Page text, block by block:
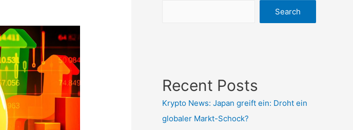
Search
Recent Posts
Krypto News: Japan greift ein: Droht ein
globaler Markt-Schock?